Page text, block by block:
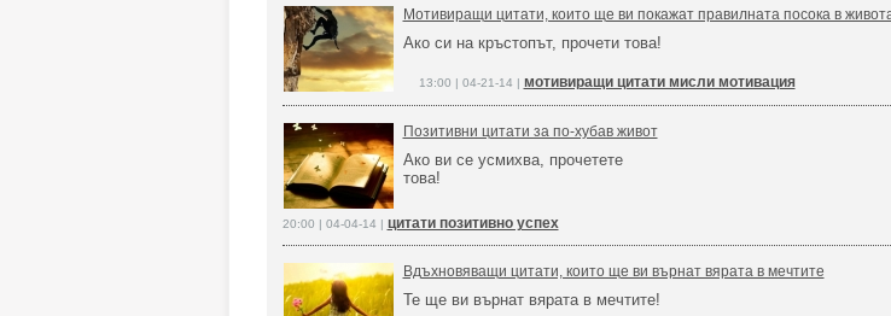
Мотивиращи цитати, които ще ви покажат правилната посока в
Ако си на кръстопът, прочети това!
13:00 | 04-21-14 | мотивиращи цитати мисли мотивация
Позитивни цитати за по-хубав живот
Ако ви се усмихва, прочетете
това!
20:00 | 04-04-14 | цитати позитивно успех
Вдъхновяващи цитати, които ще ви върнат вярата в мечтите
Те ще ви върнат вярата в мечтите!